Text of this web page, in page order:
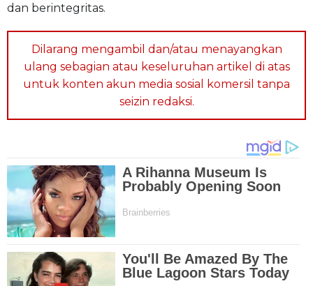
dan berintegritas.
Dilarang mengambil dan/atau menayangkan
ulang sebagian atau keseluruhan artikel di atas
untuk konten akun media sosial komersil tanpa
seizin redaksi.